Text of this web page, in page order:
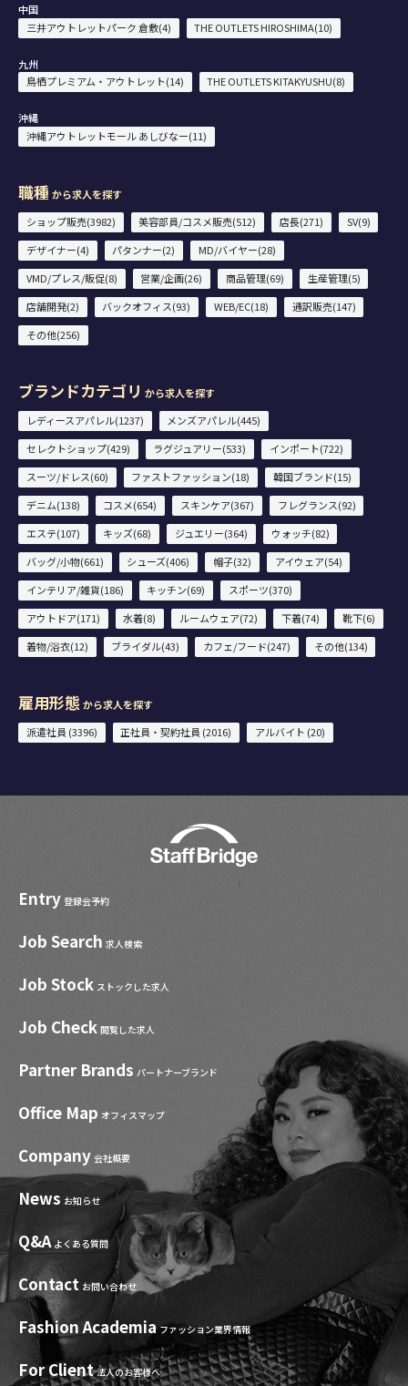
中国
三井アウトレットパーク 倉敷(4)
THE OUTLETS HIROSHIMA(10)
九州
鳥栖プレミアム・アウトレット(14)
THE OUTLETS KITAKYUSHU(8)
沖縄
沖縄アウトレットモール あしびなー(11)
職種 から求人を探す
ショップ販売(3982)
美容部員/コスメ販売(512) 店長(271)
SV(9)
デザイナー(4)
パタンナー(2)
MD/バイヤー(28)
VMD/プレス/販促(8)
営業/企画(26) 商品管理(69)
生産管理(5)
店舗開発(2)
バックオフィス(93) WEB/EC(18)
通訳販売(147)
その他(256)
ブランドカテゴリ から求人を探す
レディースアパレル(1237)
メンズアパレル(445)
セレクトショップ(429)
ラグジュアリー(533)
インポート(722)
スーツ/ドレス(60)
ファストファッション(18)
韓国ブランド(15)
デニム(138)
コスメ(654) スキンケア(367)
フレグランス(92)
エステ(107)
キッズ(68) ジュエリー(364)
ウォッチ(82)
バッグ/小物(661)
シューズ(406) 帽子(32)
アイウェア(54)
インテリア/雑貨(186)
キッチン(69)
スポーツ(370)
アウトドア(171)
水着(8) ルームウェア(72) 下着(74)
靴下(6)
着物/浴衣(12)
ブライダル(43) カフェ/フード(247) その他(134)
雇用形態 から求人を探す
派遣社員 (3396)
正社員・契約社員 (2016) アルバイト (20)
Entry 登録会予約
Job Search 求人検索
Job Stock ストックした求人
Job Check 閲覧した求人
Partner Brands パートナーブランド
Office Map オフィスマップ
Company 会社概要
News お知らせ
Q&A よくある質問
Contact お問い合わせ
Fashion Academia ファッション業界情報
For Client 法人のお客様へ